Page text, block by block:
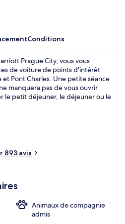
Conditions
Prague City, vous vous
de voiture de points d'intérêt
et Pont Charles. Une petite séance
manquera pas de vous ouvrir
le petit déjeuner, le déjeuner ou le
un bar / salon, un snack-bar/une
non ? L'hébergement se situe à
des transports publics : Station de
Station de métro Radhošťská, à 5
893 avis
Animaux de compagnie
admis